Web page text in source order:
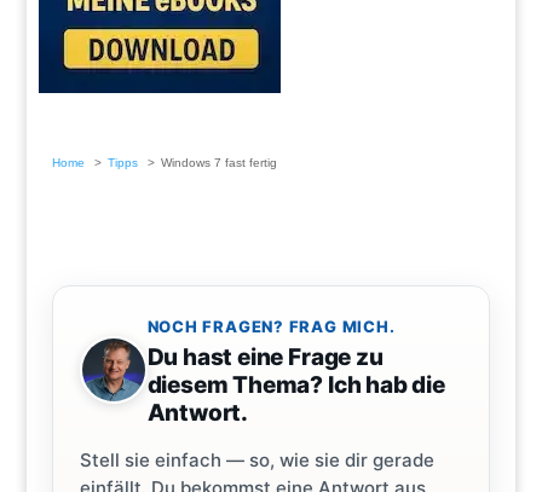
Home Tipps Windows 7 fast fertig
NOCH FRAGEN? FRAG MICH.
Du hast eine Frage zu
diesem Thema? Ich hab die
Antwort.
Stell sie einfach — so, wie sie dir gerade